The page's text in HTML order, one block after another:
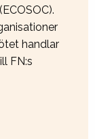
handlar
FN:s